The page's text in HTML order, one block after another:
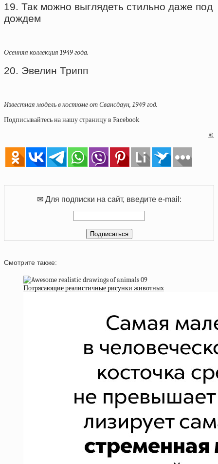
19. Так можно выглядеть стильно даже под
дождем
Осенняя коллекция 1949 года.
20. Эвелин Трипп
Известная модель в костюме от Свансдаун, 1949 год.
Подписывайтесь на нашу страницу в Facebook
©
✉ Для подписки на сайт, введите e-mail:
Смотрите также:
Потрясающие реалистичные рисунки животных